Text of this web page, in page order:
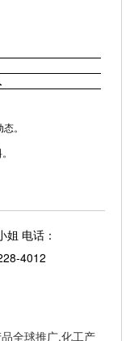
。
电话：
4012
全球推广.化工产